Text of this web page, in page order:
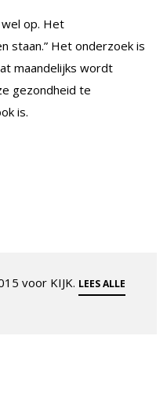
op. Het
staan.” Het onderzoek is
maandelijks wordt
gezondheid te
is.
voor KIJK. LEES ALLE